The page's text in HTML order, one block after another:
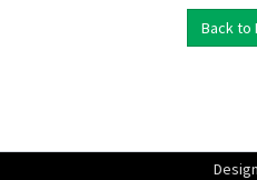
Back to